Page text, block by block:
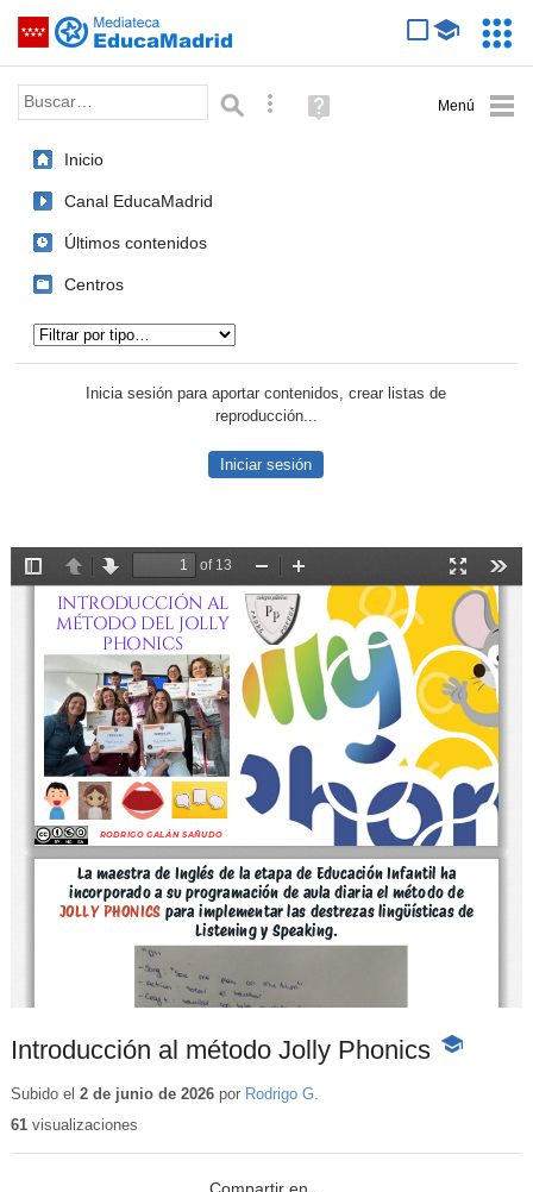
Saltar navegación
Palabra o frase: Búsqueda avanzada
Ayuda
(en
Inicio
Canal EducaMadrid
Últimos contenidos
Centros
Inicia sesión para aportar contenidos, crear listas de
reproducción...
Iniciar sesión
Introducción al método Jolly Phonics -
Subido el 2 de junio de 2026por Rodrigo G.
61visualizaciones